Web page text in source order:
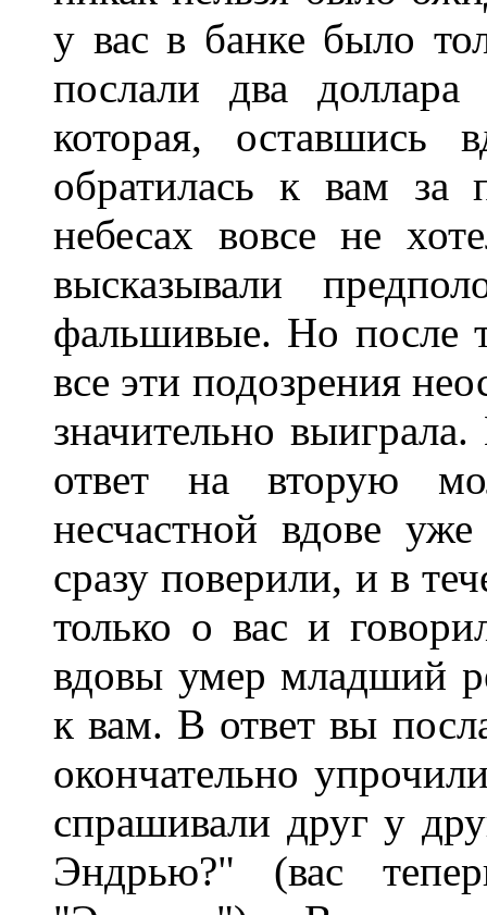
у вас в банке было
послали два
которая, оставшись
обратилась к вам
небесах вовсе не
высказывали
фальшивые. Но после
все эти подозрения
значительно
ответ на вторую
несчастной вдове
сразу поверили, и в
только о вас и
вдовы умер младший
к вам. В ответ вы
окончательно
спрашивали друг у
Эндрью?" (вас